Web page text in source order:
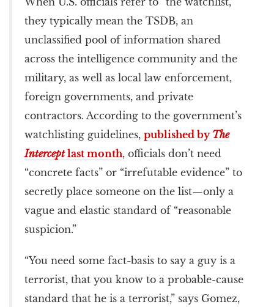
they typically mean the TSDB, an
unclassified pool of information shared
across the intelligence community and the
military, as well as local law enforcement,
foreign governments, and private
contractors. According to the government’s
watchlisting guidelines, published by The
Interceptlast month, officials don’t need
“concrete facts” or “irrefutable evidence” to
secretly place someone on the list—only a
vague and elastic standard of “reasonable
suspicion.”
“You need some fact-basis to say a guy is a
terrorist, that you know to a probable-cause
standard that he is a terrorist,” says Gomez,